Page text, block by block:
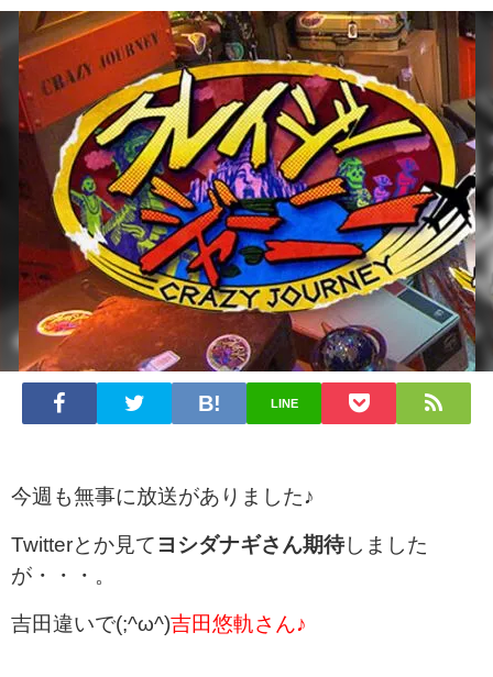
LINE
今週も無事に放送がありました♪
Twitterとか見てヨシダナギさん期待しました
が・・・。
吉田違いで(;^ω^)吉田悠軌さん♪